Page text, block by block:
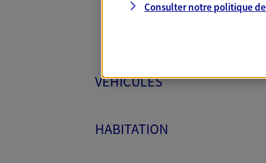
VÉHICULES
HABITATION
Consulter notre politique de